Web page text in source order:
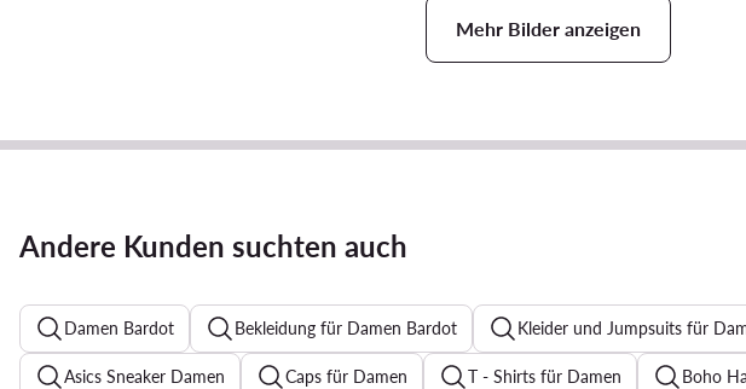
Mehr Bilder anzeigen
Andere Kunden suchten auch
Damen Bardot Bekleidung für Damen Bardot Kleider und Jumpsuits für
Asics Sneaker Damen Caps für Damen T - Shirts für Damen Boho